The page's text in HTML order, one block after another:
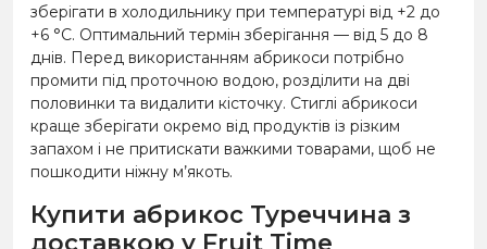
зберігати в холодильнику при температурі від +2 до
+6 °C. Оптимальний термін зберігання — від 5 до 8
днів. Перед використанням абрикоси потрібно
промити під проточною водою, розділити на дві
половинки та видалити кісточку. Стиглі абрикоси
краще зберігати окремо від продуктів із різким
запахом і не притискати важкими товарами, щоб не
пошкодити ніжну м’якоть.
Купити абрикос Туреччина з
доставкою у Fruit Time